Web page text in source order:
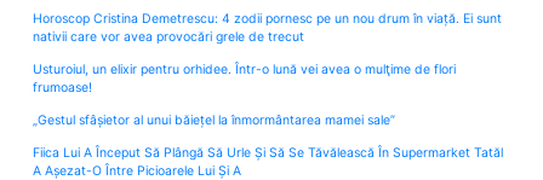
Horoscop Cristina Demetrescu: 4 zodii pornesc pe un nou drum în viață. Ei sunt
nativii care vor avea provocări grele de trecut
Usturoiul, un elixir pentru orhidee. Într-o lună vei avea o mulţime de flori
frumoase!
„Gestul sfâșietor al unui băiețel la înmormântarea mamei sale”
Fiica Lui A Început Să Plângă Să Urle Și Să Se Tăvălească În Supermarket Tatăl
A Așezat-O Între Picioarele Lui Și A